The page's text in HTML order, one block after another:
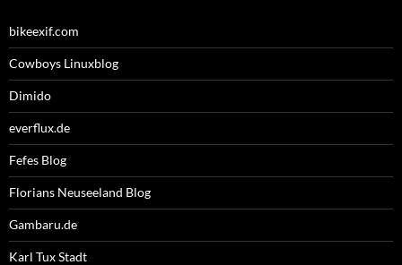
bikeexif.com
Cowboys Linuxblog
Dimido
everflux.de
Fefes Blog
Florians Neuseeland Blog
Gambaru.de
Karl Tux Stadt